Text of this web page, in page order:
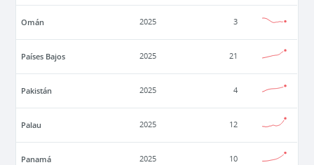
Omán 2025 3
Países Bajos 2025 21
Pakistán 2025 4
Palau 2025 12
Panamá 2025 10